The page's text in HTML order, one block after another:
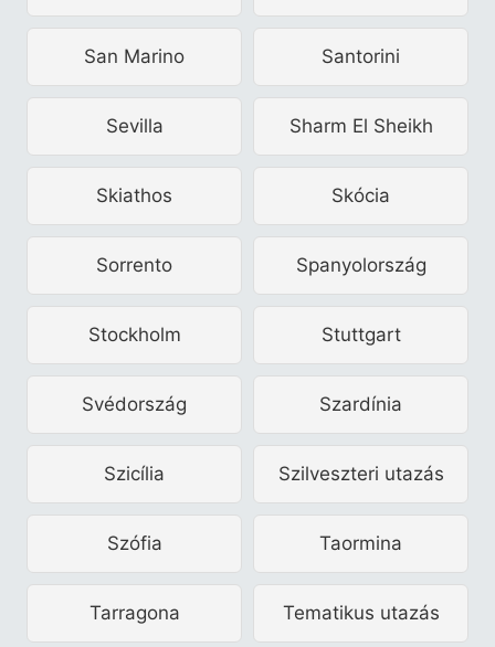
San Marino Santorini
Sevilla Sharm El Sheikh
Skiathos Skócia
Sorrento Spanyolország
Stockholm Stuttgart
Svédország Szardínia
Szicília Szilveszteri utazás
Szófia Taormina
Tarragona Tematikus utazás